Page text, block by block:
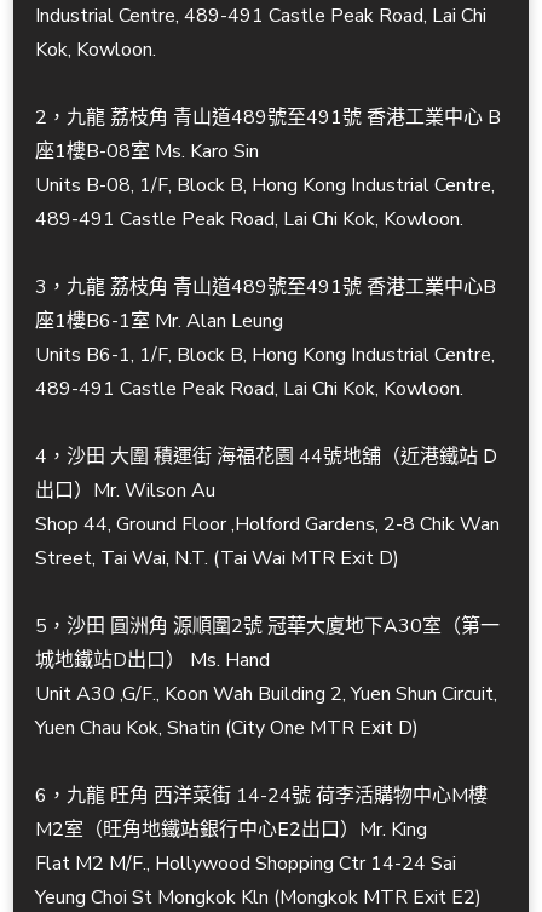
Industrial Centre, 489-491 Castle Peak Road, Lai Chi
Kok, Kowloon.
2，九龍 荔枝角 青山道489號至491號 香港工業中心 B
座1樓B-08室 Ms. Karo Sin
Units B-08, 1/F, Block B, Hong Kong Industrial Centre,
489-491 Castle Peak Road, Lai Chi Kok, Kowloon.
3，九龍 荔枝角 青山道489號至491號 香港工業中心B
座1樓B6-1室 Mr. Alan Leung
Units B6-1, 1/F, Block B, Hong Kong Industrial Centre,
489-491 Castle Peak Road, Lai Chi Kok, Kowloon.
4，沙田 大圍 積運街 海福花園 44號地舖（近港鐵站 D
出口）Mr. Wilson Au
Shop 44, Ground Floor ,Holford Gardens, 2-8 Chik Wan
Street, Tai Wai, N.T. (Tai Wai MTR Exit D)
5，沙田 圓洲角 源順圍2號 冠華大廈地下A30室（第一
城地鐵站D出口） Ms. Hand
Unit A30 ,G/F., Koon Wah Building 2, Yuen Shun Circuit,
Yuen Chau Kok, Shatin (City One MTR Exit D)
6，九龍 旺角 西洋菜街 14-24號 荷李活購物中心M樓
M2室（旺角地鐵站銀行中心E2出口）Mr. King
Flat M2 M/F., Hollywood Shopping Ctr 14-24 Sai
Yeung Choi St Mongkok Kln (Mongkok MTR Exit E2)